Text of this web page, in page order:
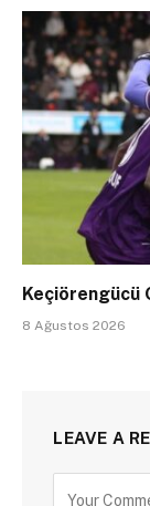
Keçiörengücü
8 Ağustos 2026
LEAVE A